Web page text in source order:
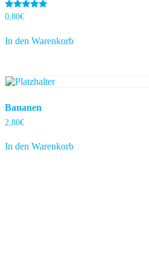
Bewertet
von 5
0,80€
In den Warenkorb
Bananen
2,80€
In den Warenkorb